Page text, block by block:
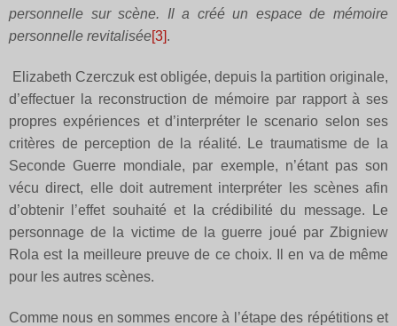
personnelle sur scène. Il a créé un espace de mémoire
personnelle revitalisée[3].
Elizabeth Czerczuk est obligée, depuis la partition originale,
d’effectuer la reconstruction de mémoire par rapport à ses
propres expériences et d’interpréter le scenario selon ses
critères de perception de la réalité. Le traumatisme de la
Seconde Guerre mondiale, par exemple, n’étant pas son
vécu direct, elle doit autrement interpréter les scènes afin
d’obtenir l’effet souhaité et la crédibilité du message. Le
personnage de la victime de la guerre joué par Zbigniew
Rola est la meilleure preuve de ce choix. Il en va de même
pour les autres scènes.
Comme nous en sommes encore à l’étape des répétitions et